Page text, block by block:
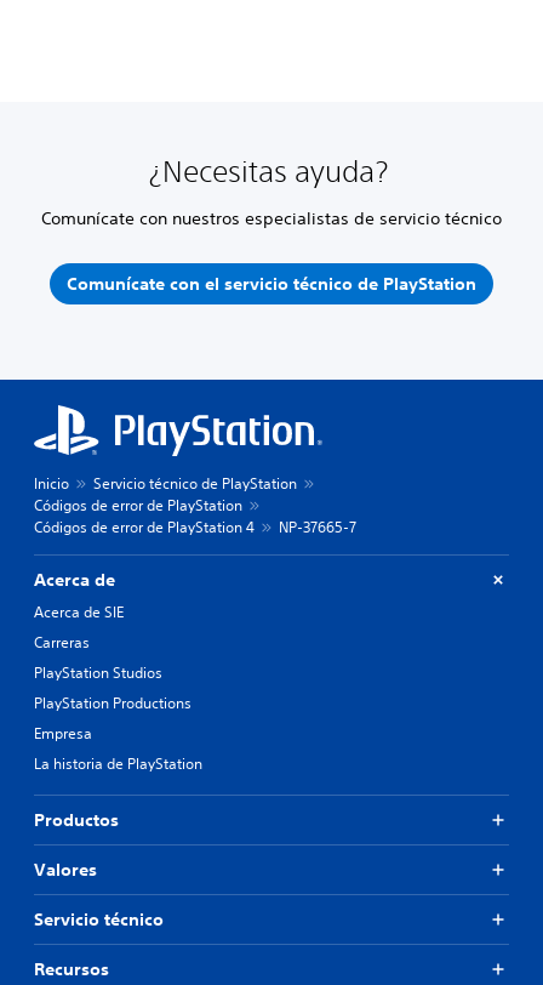
¿Necesitas ayuda?
Comunícate con nuestros especialistas de servicio técnico
Comunícate con el servicio técnico de PlayStation
Inicio
Servicio técnico de PlayStation
Códigos de error de PlayStation
Códigos de error de PlayStation 4
NP-37665-7
Acerca de
Acerca de SIE
Carreras
PlayStation Studios
PlayStation Productions
Empresa
La historia de PlayStation
Productos
Valores
Servicio técnico
Recursos